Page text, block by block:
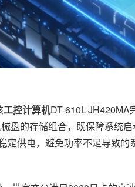
工控计算机DT-610L-
盘的存储组合，既保障系统
定供电，避免功率不足导致的